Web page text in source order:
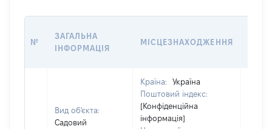
№
ЗАГАЛЬНА
ІНФОРМАЦІЯ
МІСЦЕЗНАХОДЖЕННЯ
Вид об'єкта:
Садовий
Країна:
Україна
Поштовий індекс:
[Конфіденційна
інформація]